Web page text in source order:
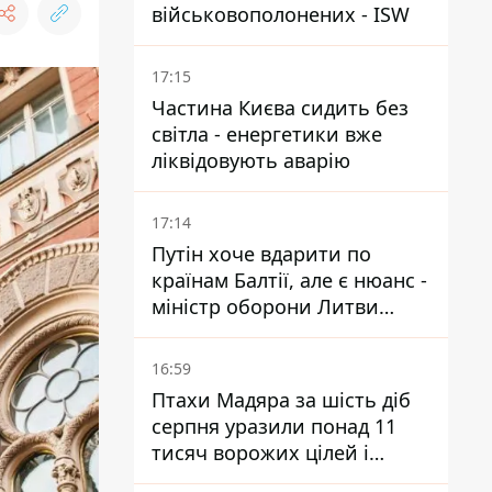
військовополонених - ISW
17:15
Частина Києва сидить без
світла - енергетики вже
ліквідовують аварію
17:14
Путін хоче вдарити по
країнам Балтії, але є нюанс -
міністр оборони Литви
зробив заяву
16:59
Птахи Мадяра за шість діб
серпня уразили понад 11
тисяч ворожих цілей і
ліквідували близько двох